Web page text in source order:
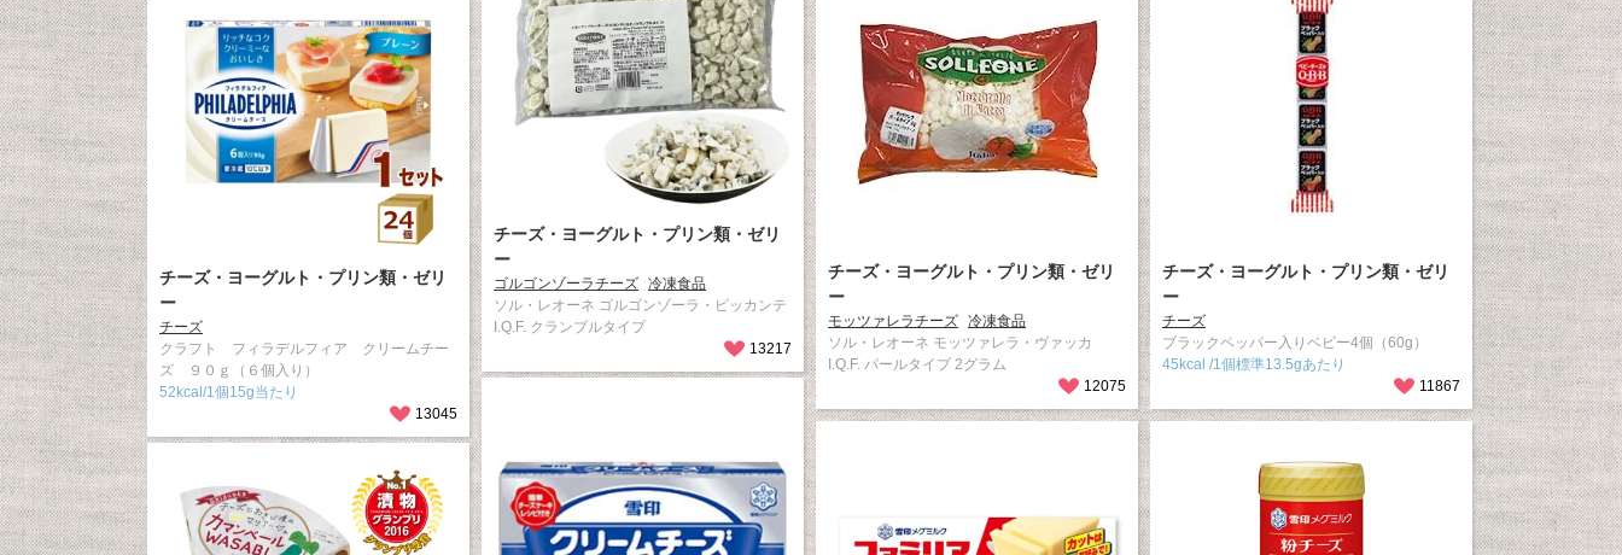
チーズ・ヨーグルト・プリン類・ゼリ
ー
ゴルゴンゾーラチーズ 冷凍食品
ソル・レオーネ ゴルゴンゾーラ・ピッカンテ
I.Q.F. クランブルタイプ
13217
チーズ・ヨーグルト・プリン類・ゼリ
ー
チーズ
クラフト フィラデルフィア クリームチー
ズ ９０ｇ（６個入り）
52kcal/1個15g当たり
13045
チーズ・ヨーグルト・プリン類・ゼリ
ー
モッツァレラチーズ 冷凍食品
ソル・レオーネ モッツァレラ・ヴァッカ
I.Q.F. パールタイプ 2グラム
12075
チーズ・ヨーグルト・プリン類・ゼリ
ー
チーズ
ブラックペッパー入りベビー4個（60g）
45kcal /1個標準13.5gあたり
11867